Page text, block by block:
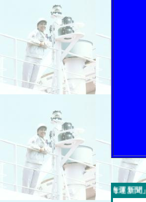
の「内航海運新聞」広告スポンサー企業